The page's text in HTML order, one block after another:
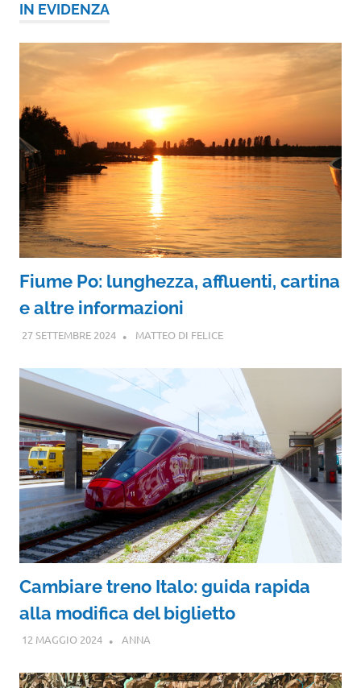
IN EVIDENZA
Fiume Po: lunghezza, affluenti, cartina
e altre informazioni
27 SETTEMBRE 2024 MATTEO DI FELICE
Cambiare treno Italo: guida rapida
alla modifica del biglietto
12 MAGGIO 2024 ANNA